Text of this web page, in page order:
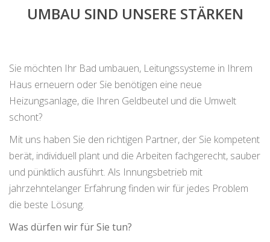
AUSFÜHRUNG VON
UMBAU SIND UNSERE STÄRKEN
Sie möchten Ihr Bad umbauen, Leitungssysteme in Ihrem
Haus erneuern oder Sie benötigen eine neue
Heizungsanlage, die Ihren Geldbeutel und die Umwelt
schont?
Mit uns haben Sie den richtigen Partner, der Sie kompetent
berät, individuell plant und die Arbeiten fachgerecht, sauber
und pünktlich ausführt. Als Innungsbetrieb mit
jahrzehntelanger Erfahrung finden wir für jedes Problem
die beste Lösung.
Was dürfen wir für Sie tun?